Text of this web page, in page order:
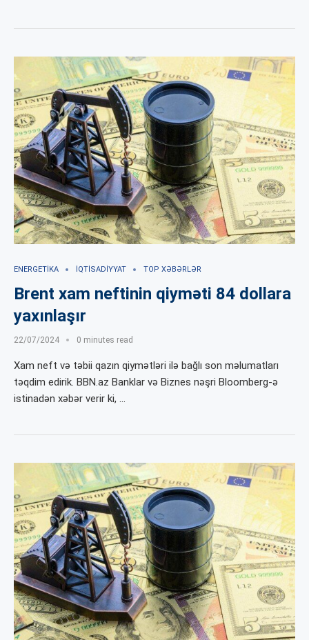
ENERGETIKA İQTISADIYYAT TOP XƏBƏRLƏR
Brent xam neftinin qiyməti 84 dollara
yaxınlaşır
22/07/2024 0 minutes read
Xam neft və təbii qazın qiymətləri ilə bağlı son məlumatları
təqdim edirik. BBN.az Banklar və Biznes nəşri Bloomberg-ə
istinadən xəbər verir ki, …